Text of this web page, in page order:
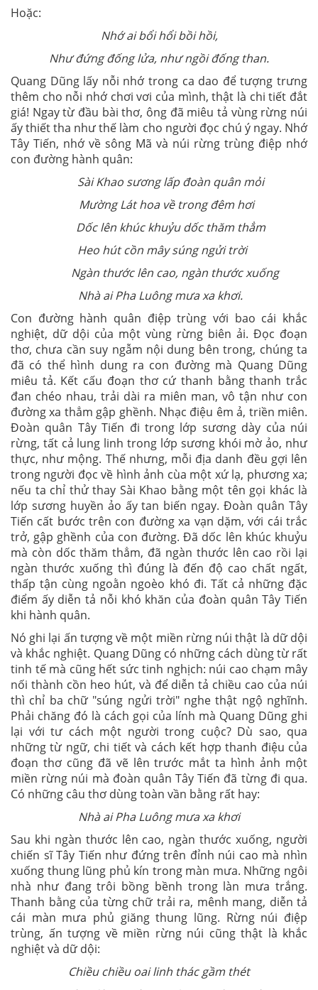
Hoặc:
Nhớ ai bổi hổi bồi hồi,
Như đứng đống lửa, như ngồi đống than.
Quang Dũng lấy nỗi nhớ trong ca dao để tượng trưng
thêm cho nỗi nhớ chơi vơi của mình, thật là chi tiết đắt
giá! Ngay từ đầu bài thơ, ông đã miêu tả vùng rừng núi
ấy thiết tha như thế làm cho người đọc chú ý ngay. Nhớ
Tây Tiến, nhớ về sông Mã và núi rừng trùng điệp nhớ
con đường hành quân:
Sài Khao sương lấp đoàn quân mỏi
Mường Lát hoa về trong đêm hơi
Dốc lên khúc khuỷu dốc thăm thẳm
Heo hút cồn mây súng ngửi trời
Ngàn thước lên cao, ngàn thước xuống
Nhà ai Pha Luông mưa xa khơi.
Con đường hành quân điệp trùng với bao cái khắc
nghiệt, dữ dội của một vùng rừng biên ải. Đọc đoạn
thơ, chưa cần suy ngẫm nội dung bên trong, chúng ta
đã có thể hình dung ra con đường mà Quang Dũng
miêu tả. Kết cấu đoạn thơ cứ thanh bằng thanh trắc
đan chéo nhau, trải dài ra miên man, vô tận như con
đường xa thẳm gập ghềnh. Nhạc điệu êm ả, triền miên.
Đoàn quân Tây Tiến đi trong lớp sương dày của núi
rừng, tất cả lung linh trong lớp sương khói mờ ảo, như
thực, như mộng. Thế nhưng, mỗi địa danh đều gợi lên
trong người đọc về hình ảnh cùa một xứ lạ, phương xa;
nếu ta chỉ thử thay Sài Khao bằng một tên gọi khác là
lớp sương huyền ảo ấy tan biến ngay. Đoàn quân Tây
Tiến cất bước trên con đường xa vạn dặm, với cái trắc
trở, gập ghềnh của con đường. Đã dốc lên khúc khuỷu
mà còn dốc thăm thẳm, đã ngàn thước lên cao rồi lại
ngàn thước xuống thì đúng là đến độ cao chất ngất,
thấp tận cùng ngoằn ngoèo khó đi. Tất cả những đặc
điểm ấy diễn tả nỗi khó khăn của đoàn quân Tây Tiến
khi hành quân.
Nó ghi lại ấn tượng về một miền rừng núi thật là dữ dội
và khắc nghiệt. Quang Dũng có những cách dùng từ rất
tinh tế mà cũng hết sức tinh nghịch: núi cao chạm mây
nối thành cồn heo hút, và để diễn tả chiều cao của núi
thì chỉ ba chữ "súng ngửi trời" nghe thật ngộ nghĩnh.
Phải chăng đó là cách gọi của lính mà Quang Dũng ghi
lại với tư cách một người trong cuộc? Dù sao, qua
những từ ngữ, chi tiết và cách kết hợp thanh điệu của
đoạn thơ cũng đã vẽ lên trước mắt ta hình ảnh một
miền rừng núi mà đoàn quân Tây Tiến đã từng đi qua.
Có những câu thơ dùng toàn vần bằng rất hay:
Nhà ai Pha Luông mưa xa khơi
Sau khi ngàn thước lên cao, ngàn thước xuống, người
chiến sĩ Tây Tiến như đứng trên đỉnh núi cao mà nhìn
xuống thung lũng phủ kín trong màn mưa. Những ngôi
nhà như đang trôi bồng bềnh trong làn mưa trắng.
Thanh bằng của từng chữ trải ra, mênh mang, diễn tả
cái màn mưa phủ giăng thung lũng. Rừng núi điệp
trùng, ấn tượng về miền rừng núi cũng thật là khắc
nghiệt và dữ dội:
Chiều chiều oai linh thác gầm thét